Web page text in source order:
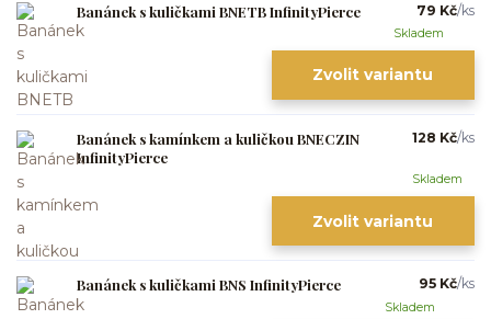
Banánek s kuličkami BNETB InfinityPierce 79 Kč/ks
Skladem
Zvolit variantu
Banánek s kamínkem a kuličkou BNECZIN
InfinityPierce
128 Kč/ks
Skladem
Zvolit variantu
Banánek s kuličkami BNS InfinityPierce 95 Kč/ks
Skladem